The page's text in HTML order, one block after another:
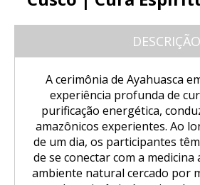
Aventura Inca
Nascer do sol em Cusco
balão de ar quente.
Excursão ao Vulcão
dias/1 noite): Aventura em
Excursão ao Cânion do
Conexão Taquile 3D/2N
de Puno
Passeio pela Ilha dos
Amantaní e Taquile
Tour Salar de Uyuni de
Tour Salar de Uyuni 2
Tour Salar de Uyuni 2
Tour Salar de Uyuni 3
Noites
Trilha Salkantay 4D |
Trilha Salkantay 3D | Alta
montanha e selva –
Huchuy Qosqo Trek 3D/
Picchu
SALKANTAY
Trilha Salkantay 5D
Natureza, cultura viva
Trilha Salkantay 4D |
para Machu Picchu
Trilha Salkantay 2D |
montanha
PACOTES TURÍSTICOS
Excursão de 1 dia a
Saindo de Cusco
BLOG
CONTACTANOS
DESCRIÇÃO
A cerimônia de Ayahuasca
experiência profunda de
purificação energética,
amazônicos experientes. Ao
de um dia, os participantes
de se conectar com a medicina
ambiente natural cercado por